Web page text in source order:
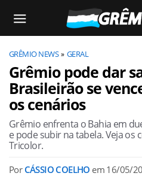
GRÊMIO NEWS GERAL
Grêmio pode dar
Brasileirão se
os cenários
Grêmio enfrenta o Bahia em
e pode subir na tabela. Veja os
Tricolor.
Por CÁSSIO COELHO em 16/05/